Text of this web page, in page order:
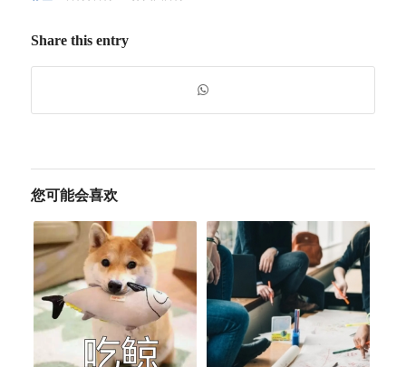
Share this entry
您可能会喜欢